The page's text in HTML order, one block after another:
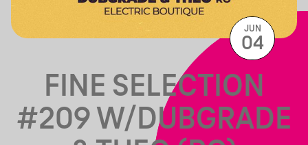
FINE SELECTION
#209 W/DUBGRADE
JUN
04